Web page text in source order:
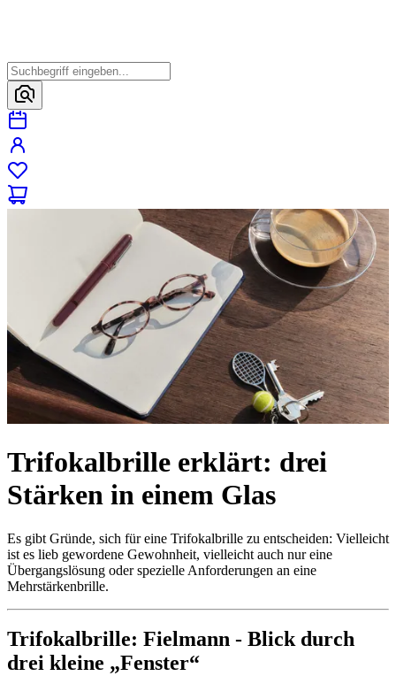
Trifokalbrille erklärt: drei
Stärken in einem Glas
Es gibt Gründe, sich für eine Trifokalbrille zu entscheiden: Vielleicht
ist es lieb gewordene Gewohnheit, vielleicht auch nur eine
Übergangslösung oder spezielle Anforderungen an eine
Mehrstärkenbrille.
Trifokalbrille: Fielmann - Blick durch
drei kleine „Fenster“